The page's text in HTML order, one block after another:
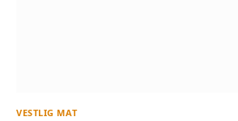
VESTLIG MAT